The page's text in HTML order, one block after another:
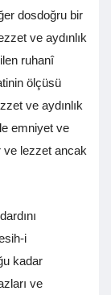
dosdoğru bir
ve aydınlık
ruhanî
ölçüsü
ve aydınlık
emniyet ve
ve lezzet ancak
i
kadar
ve